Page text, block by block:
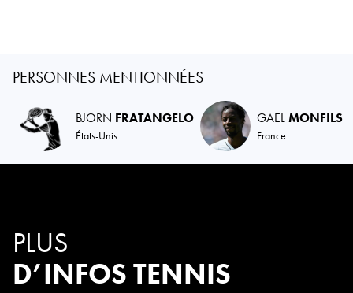
PERSONNES MENTIONNÉES
BJORN FRATANGELO
États-Unis
GAELMONFILS
France
PLUS
D’INFOS TENNIS